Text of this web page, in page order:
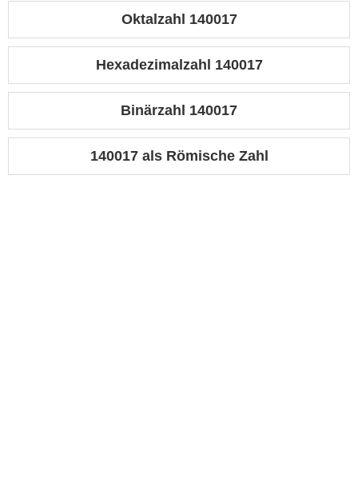
Oktalzahl 140017
Hexadezimalzahl 140017
Binärzahl 140017
140017 als Römische Zahl